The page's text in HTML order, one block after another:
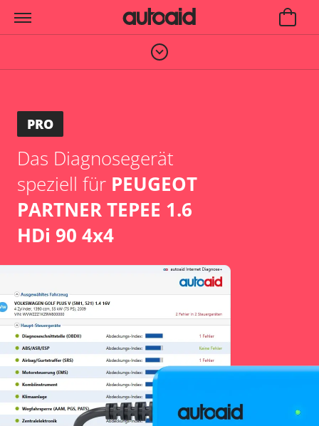
PRO
Das Diagnosegerät
speziell für PEUGEOT
PARTNER TEPEE 1.6
HDi 90 4x4